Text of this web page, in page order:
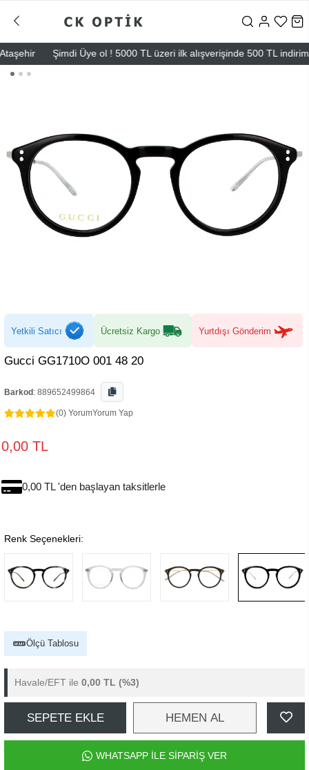
Şimdi Üye ol ! 5000 TL üzeri ilk alışverişinde 500 TL indirim
Yetkili Satıcı Ücretsiz Kargo Yurtdışı Gönderim
Gucci GG1710O 001 48 20
Barkod : 889652499864
(0) YorumYorum Yap
0,00 TL
0,00 TL 'den başlayan taksitlerle
Renk Seçenekleri:
Ölçü Tablosu
Havale/EFT ile 0,00 TL (%3)
SEPETE EKLE HEMEN AL
WHATSAPP İLE SİPARİŞ VER